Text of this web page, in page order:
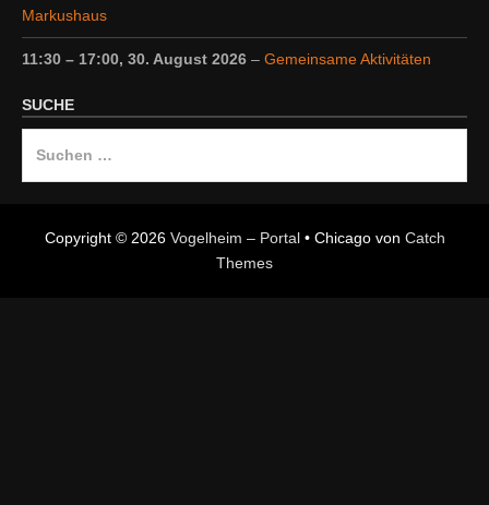
Markushaus
11:30 – 17:00, 30. August 2026 – Gemeinsame Aktivitäten
SUCHE
Copyright © 2026 Vogelheim – Portal• Chicago von Catch
Themes